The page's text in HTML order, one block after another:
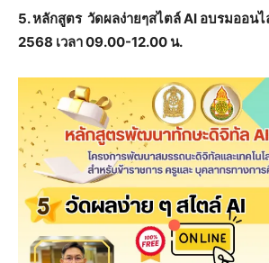
5. หลักสูตร วัดผลง่ายๆสไตล์ AI อบรมออน
2568 เวลา 09.00-12.00 น.